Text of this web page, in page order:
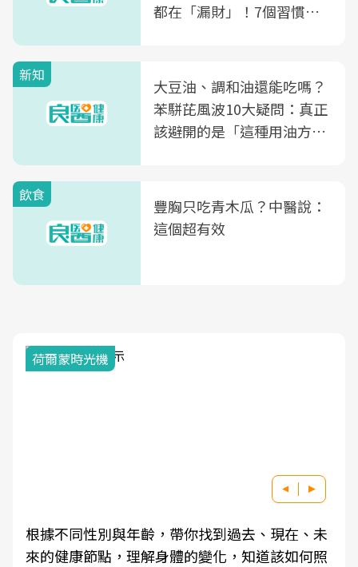
都在「漏財」！7個習慣一
新知
大豆油、調和油還能吃嗎？
苯駢芘風波10大疑問：真正
該避開的是「這種用油方
飲食
豐胸只吃青木瓜？中醫說：
這個超有效
荷爾蒙時光機
根據不同性別與年齡，帶你找到過去、現在、未
來的健康節點，理解身體的變化，知道該如何照